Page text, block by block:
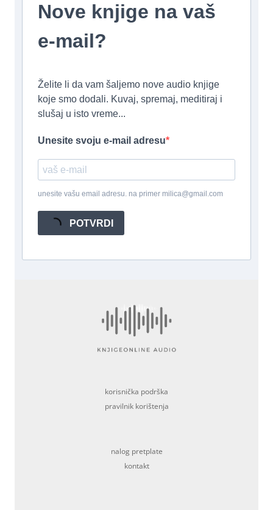
Nove knjige na vaš
e-mail?
Želite li da vam šaljemo nove audio knjige
koje smo dodali. Kuvaj, spremaj, meditiraj i
slušaj u isto vreme...
Unesite svoju e-mail adresu
unesite vašu email adresu. na primer milica@gmail.com
POTVRDI
korisnička podrška
pravilnik korištenja
nalog pretplate
kontakt